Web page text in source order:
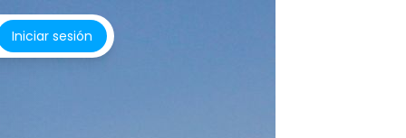
Iniciar sesión